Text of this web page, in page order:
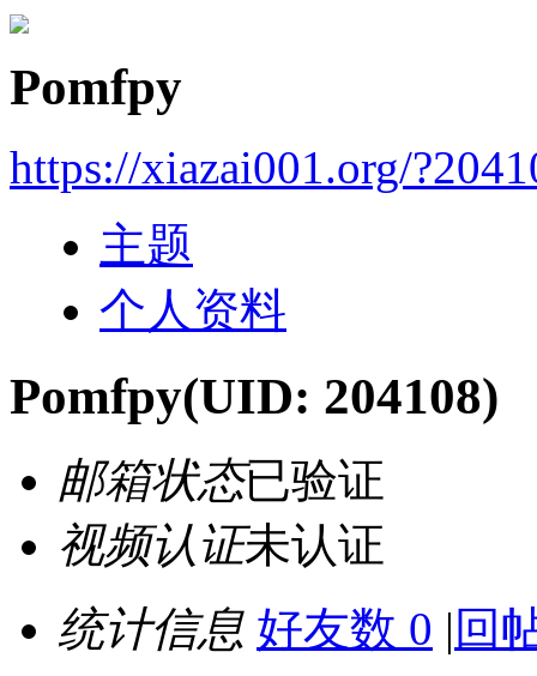
Pomfpy
https://xiazai001.org/
主题
个人资料
Pomfpy(UID: 204108)
邮箱状态已验证
视频认证未认证
统计信息 好友数 0 | 回